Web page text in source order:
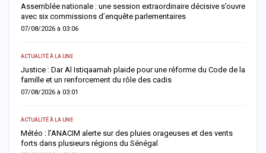
Assemblée nationale : une session extraordinaire décisive s’ouvre
avec six commissions d’enquête parlementaires
07/08/2026 à 03:06
ACTUALITÉ À LA UNE
Justice : Dar Al Istiqaamah plaide pour une réforme du Code de la
famille et un renforcement du rôle des cadis
07/08/2026 à 03:01
ACTUALITÉ À LA UNE
Météo : l’ANACIM alerte sur des pluies orageuses et des vents
forts dans plusieurs régions du Sénégal